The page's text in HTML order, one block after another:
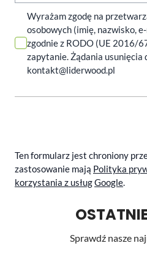
Wyrażam zgodę na
osobowych (imię, nazwisko,
zgodnie z RODO (UE 2016/
zapytanie. Żądania usunięcia
kontakt@liderwood.pl
Ten formularz jest chroniony
zastosowanie mają Polityka
korzystania z usługGoogle
Sprawdź nasze